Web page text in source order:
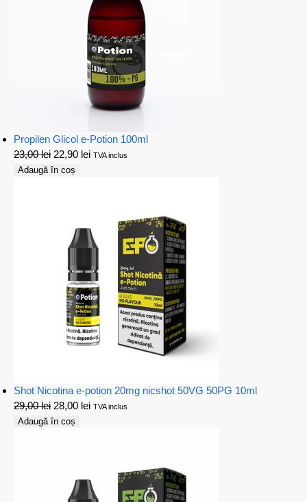
Propilen Glicol e-Potion 100ml
23,00lei 22,90 lei TVA inclus
Adaugă în coș
Shot Nicotina e-potion 20mg nicshot 50VG 50PG 10ml
29,00lei 28,00 lei TVA inclus
Adaugă în coș